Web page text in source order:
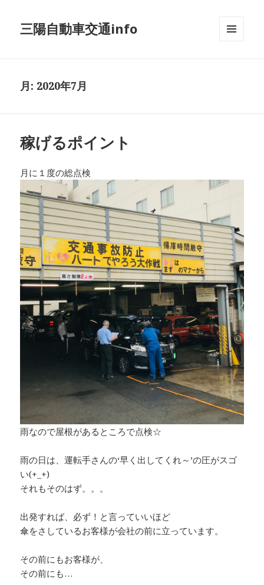
三陽自動車交通info
月: 2020年7月
稼げるポイント
月に１度の総点検
雨なので屋根があるところで点検☆
雨の日は、運転手さんの‘早く出してくれ～’の圧がスゴ
い(+_+)
それもそのはず。。。
出発すれば、必ず！と言っていいほど
傘をさしているお客様が会社の前に立っています。
その前にもお客様が、
その前にも…